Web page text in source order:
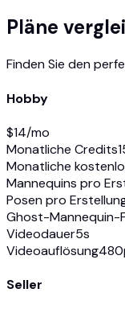
Pläne
Finden Sie den
Hobby
$14/mo
Monatliche Credits
Monatliche
Mannequins pro
Posen pro
Ghost-Mannequin-
Videodauer5s
Videoauflösung
Seller